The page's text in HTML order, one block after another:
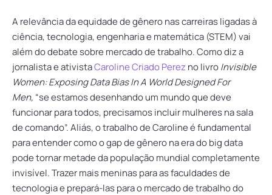
A relevância da equidade de gênero nas carreiras ligadas à
ciência, tecnologia, engenharia e matemática (STEM) vai
além do debate sobre mercado de trabalho. Como diz a
jornalista e ativistaCaroline Criado Perez no livroInvisible
Women: Exposing Data Bias In A World Designed For
Men, “se estamos desenhando um mundo que deve
funcionar para todos, precisamos incluir mulheres na sala
de comando”. Aliás, o trabalho de Caroline é fundamental
para entender como o gap de gênero na era do big data
pode tornar metade da população mundial completamente
invisível. Trazer mais meninas para as faculdades de
tecnologia e prepará-las para o mercado de trabalho do